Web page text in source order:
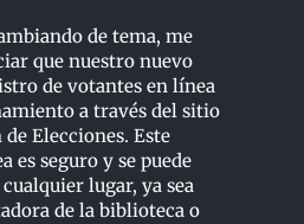
de tema, me
que nuestro nuevo
de votantes en línea
a través del sitio
Elecciones. Este
es seguro y se puede
lugar, ya sea
de la biblioteca o